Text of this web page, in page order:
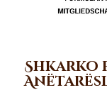
Shkarko